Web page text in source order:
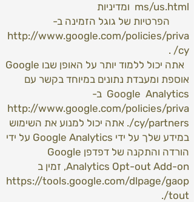
ms/us.html ומדיניות
הפרטיות של גוגל הזמינה ב-
http://www.google.com/policies/priva
cy/ .
אתה יכול ללמוד יותר על האופן שבו Google
אוספת ומעבדת נתונים במיוחד בקשר עם
Google Analytics ב-
http://www.google.com/policies/priva
cy/partners/. אתה יכול למנוע את השימוש
במידע שלך על ידי Google Analytics על ידי
הורדה והתקנה של דפדפן Google
Analytics Opt-out Add-on, זמין ב
https://tools.google.com/dlpage/gaop
tout/.